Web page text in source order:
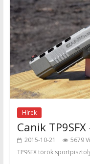
Hírek
Canik
2015-10-21 5679
TP9SFX török